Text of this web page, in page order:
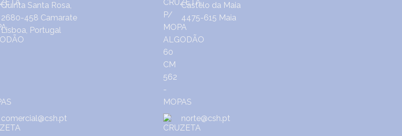
Quinta Santa Rosa,
2680-458 Camarate
Lisboa, Portugal
comercial@csh.pt
Castêlo da Maia
4475-615 Maia
norte@csh.pt